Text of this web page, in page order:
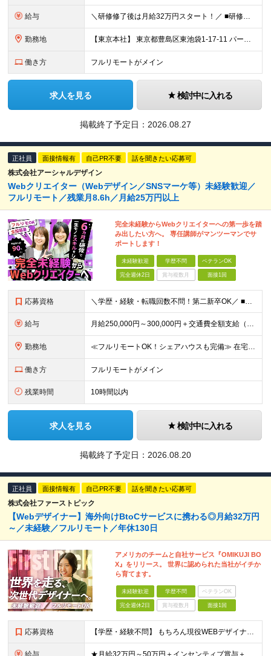
給与 ＼研修修了後は月給32万円スタート！／ ■研修修了後 月給32万円＋賞与＋インセンティブ賞与 ※残業代は別途支給 ▽研修期間（6カ月）▽ 【経験者】 （営業・接客・マーケティングなどの経験をお持
勤務地 【東京本社】 東京都豊島区東池袋1-17-11 パークハイツ池袋
働き方 フルリモートがメイン
求人を見る 検討中に入れる
掲載終了予定日： 2026.08.27
正社員 面接情報有 自己PR不要 話を聞きたい応募可
株式会社アーシャルデザイン
Webクリエイター（Webデザイン／SNSマーケ等）未経験歓迎／
フルリモート／残業月8.6h／月給25万円以上
完全未経験からWebクリエイターへの第一歩を踏
み出したい方へ。 専任講師がマンツーマンでサ
ポートします！
未経験歓迎 学歴不問 ベテランOK
完全週休2日 賞与複数月 面接1回
応募資格 ＼学歴・経験・転職回数不問！第二新卒OK／ ■未経験OK ■Webクリエイターを目指したい方 ★20〜30代が活躍中︕同年代の仲間と⼀緒に働きたいという⽅にもピッタリです ★26卒・27卒の新卒予定者
給与 ⽉給250,000円～300,000円＋交通費全額⽀給（正社員登⽤後︓昇給年4回） ※給与は経験・スキルなどを考慮の上、最終決定いたします ※上記額にはみなし残業代(⽉14時間分、2万4,648円分
勤務地 ≪フルリモートOK！シェアハウスも完備≫ 在宅勤務(通勤不要)、または希望により一都三県・大阪・名古屋・福岡を中心とした全国の各プロジェクト先での勤務となります。 ※直行直帰OK ★勤務エリアはご希望
働き方 フルリモートがメイン
残業時間 10時間以内
求人を見る 検討中に入れる
掲載終了予定日： 2026.08.20
正社員 面接情報有 自己PR不要 話を聞きたい応募可
株式会社ファーストピック
【Webデザイナー】海外向けBtoCサービスに携わる◎月給32万円
～／未経験／フルリモート／年休130日
アメリカのチームと自社サービス『OMIKUJI BO
X』をリリース。 世界に認められた当社がイチか
ら育てます。
未経験歓迎 学歴不問 ベテランOK
完全週休2日 賞与複数月 面接1回
応募資格 【学歴・経験不問】 もちろん現役WEBデザイナーも大歓迎です！ ＊未経験者大歓迎！第二新卒歓迎/最短6ヶ月の充実研修/WEB面接可能＊ 「PCを触ったことがない・・・」 「スマホしか使ったことない
給与